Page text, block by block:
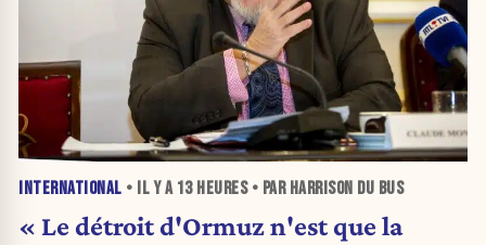
INTERNATIONAL • IL Y A 13 HEURES• PAR HARRISON DU BUS
« Le détroit d'Ormuz n'est que la